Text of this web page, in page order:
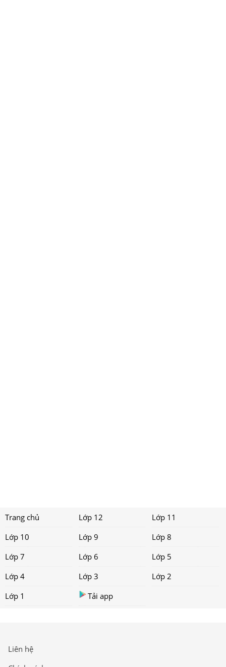
Trang chủ Lớp 12
Lớp 11
Lớp 10
Lớp 9
Lớp 8
Lớp 7
Lớp 6
Lớp 5
Lớp 4
Lớp 3
Lớp 2
Lớp 1
Tải app
Liên hệ